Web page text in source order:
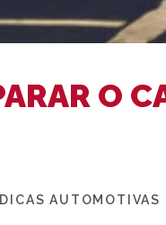
O
DICAS AUTOMOTIVAS